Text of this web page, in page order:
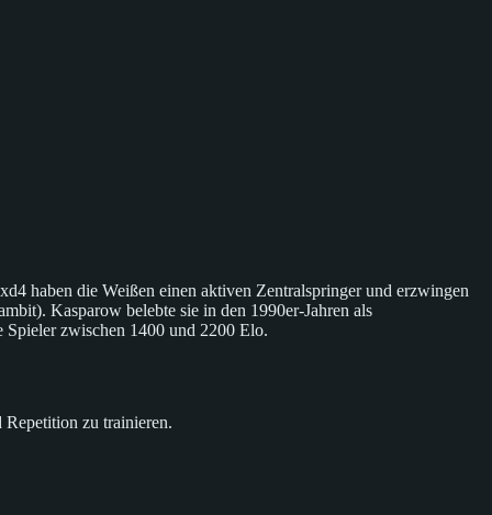
haben die Weißen einen aktiven Zentralspringer und erzwingen
Kasparow belebte sie in den 1990er-Jahren als
Spieler zwischen 1400 und 2200 Elo.
zu trainieren.